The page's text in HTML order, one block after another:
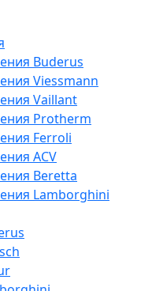
Buderus
Viessmann
Vaillant
Protherm
Ferroli
ACV
Beretta
Lamborghini